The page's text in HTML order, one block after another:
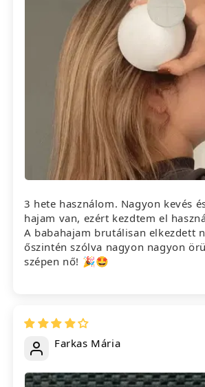
3 hete használom. Nagyon kevés
hajam van, ezért kezdtem el
A babahajam brutálisan elkezdett
őszintén szólva nagyon nagyon
szépen nő! 🎉🤩
Farkas Mária